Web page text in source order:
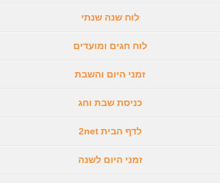
לוח שנה שנתי
לוח חגים ומועדים
זמני היום והשבת
כניסת שבת וחג
לדף הבית 2net
זמני היום לשנה